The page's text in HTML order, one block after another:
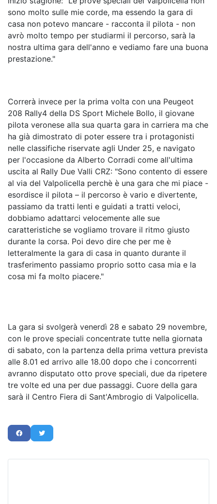
sono molto sulle mie corde, ma essendo la gara di
casa non potevo mancare - racconta il pilota - non
avrò molto tempo per studiarmi il percorso, sarà la
nostra ultima gara dell'anno e vediamo fare una buona
prestazione."
Correrà invece per la prima volta con una Peugeot
208 Rally4 della DS Sport Michele Bollo, il giovane
pilota veronese alla sua quarta gara in carriera ma che
ha già dimostrato di poter essere tra i protagonisti
nelle classifiche riservate agli Under 25, e navigato
per l'occasione da Alberto Corradi come all'ultima
uscita al Rally Due Valli CRZ: "Sono contento di essere
al via del Valpolicella perchè è una gara che mi piace -
esordisce il pilota – il percorso è vario e divertente,
passiamo da tratti lenti e guidati a tratti veloci,
dobbiamo adattarci velocemente alle sue
caratteristiche se vogliamo trovare il ritmo giusto
durante la corsa. Poi devo dire che per me è
letteralmente la gara di casa in quanto durante il
trasferimento passiamo proprio sotto casa mia e la
cosa mi fa molto piacere."
La gara si svolgerà venerdì 28 e sabato 29 novembre,
con le prove speciali concentrate tutte nella giornata
di sabato, con la partenza della prima vettura prevista
alle 8.01 ed arrivo alle 18.00 dopo che i concorrenti
avranno disputato otto prove speciali, due da ripetere
tre volte ed una per due passaggi. Cuore della gara
sarà il Centro Fiera di Sant'Ambrogio di Valpolicella.